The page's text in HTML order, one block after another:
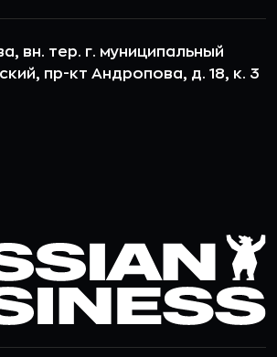
вн. тер. г. муниципальный
пр-кт Андропова, д. 18, к. 3